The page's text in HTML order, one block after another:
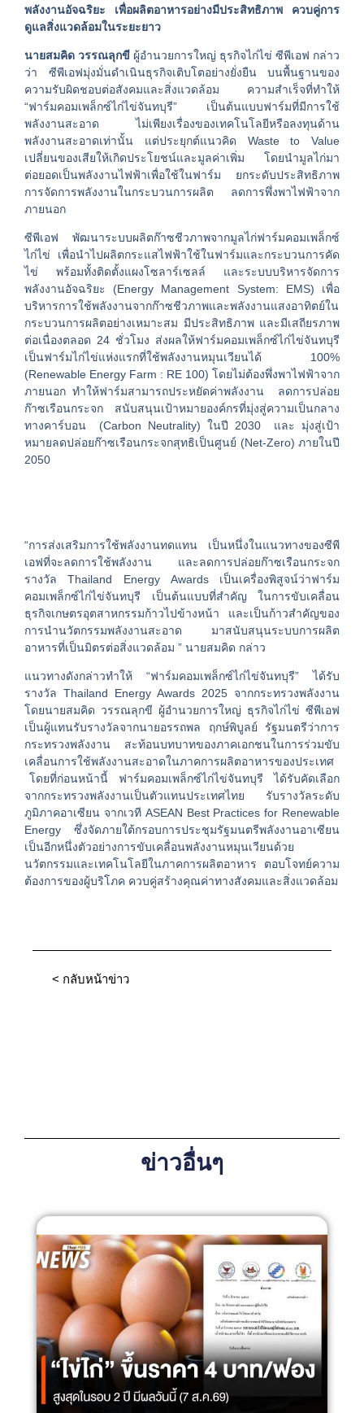
พลังงานอัจฉริยะ เพื่อผลิตอาหารอย่างมีประสิทธิภาพ ควบคู่การ
ดูแลสิ่งแวดล้อมในระยะยาว
นายสมคิด วรรณลุกขีผู้อำนวยการใหญ่ ธุรกิจไก่ไข่ ซีพีเอฟ กล่าว
ว่า ซีพีเอฟมุ่งมั่นดำเนินธุรกิจเติบโตอย่างยั่งยืน บนพื้นฐานของ
ความรับผิดชอบต่อสังคมและสิ่งแวดล้อม ความสำเร็จที่ทำให้
“ฟาร์มคอมเพล็กซ์ไก่ไข่จันทบุรี” เป็นต้นแบบฟาร์มที่มีการใช้
พลังงานสะอาด ไม่เพียงเรื่องของเทคโนโลยีหรือลงทุนด้าน
พลังงานสะอาดเท่านั้น แต่ประยุกต์แนวคิด Waste to Value
เปลี่ยนของเสียให้เกิดประโยชน์และมูลค่าเพิ่ม โดยนำมูลไก่มา
ต่อยอดเป็นพลังงานไฟฟ้าเพื่อใช้ในฟาร์ม ยกระดับประสิทธิภาพ
การจัดการพลังงานในกระบวนการผลิต ลดการพึ่งพาไฟฟ้าจาก
ภายนอก
ซีพีเอฟ พัฒนาระบบผลิตก๊าซชีวภาพจากมูลไก่ฟาร์มคอมเพล็กซ์
ไก่ไข่ เพื่อนำไปผลิตกระแสไฟฟ้าใช้ในฟาร์มและกระบวนการคัด
ไข่ พร้อมทั้งติดตั้งแผงโซลาร์เซลล์ และระบบบริหารจัดการ
พลังงานอัจฉริยะ (Energy Management System: EMS) เพื่อ
บริหารการใช้พลังงานจากก๊าซชีวภาพและพลังงานแสงอาทิตย์ใน
กระบวนการผลิตอย่างเหมาะสม มีประสิทธิภาพ และมีเสถียรภาพ
ต่อเนื่องตลอด 24 ชั่วโมง ส่งผลให้ฟาร์มคอมเพล็กซ์ไก่ไข่จันทบุรี
เป็นฟาร์มไก่ไข่แห่งแรกที่ใช้พลังงานหมุนเวียนได้ 100%
(Renewable Energy Farm : RE 100) โดยไม่ต้องพึ่งพาไฟฟ้าจาก
ภายนอก ทำให้ฟาร์มสามารถประหยัดค่าพลังงาน ลดการปล่อย
ก๊าซเรือนกระจก สนับสนุนเป้าหมายองค์กรที่มุ่งสู่ความเป็นกลาง
ทางคาร์บอน (Carbon Neutrality) ในปี 2030 และ มุ่งสู่เป้า
หมายลดปล่อยก๊าซเรือนกระจกสุทธิเป็นศูนย์ (Net-Zero) ภายในปี
2050
“การส่งเสริมการใช้พลังงานทดแทน เป็นหนึ่งในแนวทางของซีพี
เอฟที่จะลดการใช้พลังงาน และลดการปล่อยก๊าซเรือนกระจก
รางวัล Thailand Energy Awards เป็นเครื่องพิสูจน์ว่าฟาร์ม
คอมเพล็กซ์ไก่ไข่จันทบุรี เป็นต้นแบบที่สำคัญ ในการขับเคลื่อน
ธุรกิจเกษตรอุตสาหกรรมก้าวไปข้างหน้า และเป็นก้าวสำคัญของ
การนำนวัตกรรมพลังงานสะอาด มาสนับสนุนระบบการผลิต
อาหารที่เป็นมิตรต่อสิ่งแวดล้อม ” นายสมคิด กล่าว
แนวทางดังกล่าวทำให้ “ฟาร์มคอมเพล็กซ์ไก่ไข่จันทบุรี” ได้รับ
รางวัล Thailand Energy Awards 2025 จากกระทรวงพลังงาน
โดยนายสมคิด วรรณลุกขี ผู้อำนวยการใหญ่ ธุรกิจไก่ไข่ ซีพีเอฟ
เป็นผู้แทนรับรางวัลจากนายอรรถพล ฤกษ์พิบูลย์ รัฐมนตรีว่าการ
กระทรวงพลังงาน สะท้อนบทบาทของภาคเอกชนในการร่วมขับ
เคลื่อนการใช้พลังงานสะอาดในภาคการผลิตอาหารของประเทศ
โดยที่ก่อนหน้านี้ ฟาร์มคอมเพล็กซ์ไก่ไข่จันทบุรี ได้รับคัดเลือก
จากกระทรวงพลังงานเป็นตัวแทนประเทศไทย รับรางวัลระดับ
ภูมิภาคอาเซียน จากเวที ASEAN Best Practices for Renewable
Energy ซึ่งจัดภายใต้กรอบการประชุมรัฐมนตรีพลังงานอาเซียน
เป็นอีกหนึ่งตัวอย่างการขับเคลื่อนพลังงานหมุนเวียนด้วย
นวัตกรรมและเทคโนโลยีในภาคการผลิตอาหาร ตอบโจทย์ความ
ต้องการของผู้บริโภค ควบคู่สร้างคุณค่าทางสังคมและสิ่งแวดล้อม
< กลับหน้าข่าว
ข่าวอื่นๆ